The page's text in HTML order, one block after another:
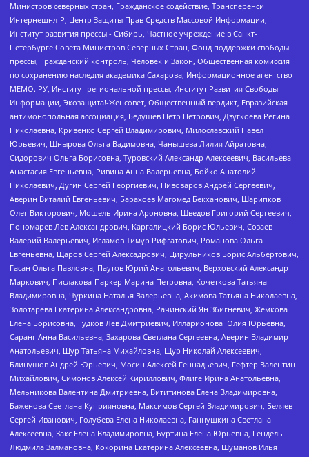
Министров северных стран, Гражданское содействие, Трансперенси
Интернешнл-Р, Центр Защиты Прав Средств Массовой Информации,
Институт развития прессы - Сибирь, Частное учреждение в Санкт-
Петербурге Совета Министров Северных Стран, Фонд поддержки свободы
прессы, Гражданский контроль, Человек и Закон, Общественная комиссия
по сохранению наследия академика Сахарова, Информационное агентство
МЕМО. РУ, Институт региональной прессы, Институт Развития Свободы
Информации, Экозащита!-Женсовет, Общественный вердикт, Евразийская
антимонопольная ассоциация, Бедушев Петр Петрович, Дзугкоева Регина
Николаевна, Кривенко Сергей Владимирович, Милославский Павел
Юрьевич, Шнырова Ольга Вадимовна, Чанышева Лилия Айратовна,
Сидорович Ольга Борисовна, Туровский Александр Алексеевич, Васильева
Анастасия Евгеньевна, Ривина Анна Валерьевна, Бойко Анатолий
Николаевич, Дугин Сергей Георгиевич, Пивоваров Андрей Сергеевич,
Аверин Виталий Евгеньевич, Барахоев Магомед Бекханович, Шарипков
Олег Викторович, Мошель Ирина Ароновна, Шведов Григорий Сергеевич,
Пономарев Лев Александрович, Каргалицкий Борис Юльевич, Созаев
Валерий Валерьевич, Исламов Тимур Рифгатович, Романова Ольга
Евгеньевна, Щаров Сергей Алексадрович, Цирульников Борис Альбертович,
Гасан Ольга Павловна, Паутов Юрий Анатольевич, Верховский Александр
Маркович, Пислакова-Паркер Марина Петровна, Кочеткова Татьяна
Владимировна, Чуркина Наталья Валерьевна, Акимова Татьяна Николаевна,
Золотарева Екатерина Александровна, Рачинский Ян Збигневич, Жемкова
Елена Борисовна, Гудков Лев Дмитриевич, Илларионова Юлия Юрьевна,
Саранг Анна Васильевна, Захарова Светлана Сергеевна, Аверин Владимир
Анатольевич, Щур Татьяна Михайловна, Щур Николай Алексеевич,
Блинушов Андрей Юрьевич, Мосин Алексей Геннадьевич, Гефтер Валентин
Михайлович, Симонов Алексей Кириллович, Флиге Ирина Анатольевна,
Мельникова Валентина Дмитриевна, Вититинова Елена Владимировна,
Баженова Светлана Куприяновна, Максимов Сергей Владимирович, Беляев
Сергей Иванович, Голубева Елена Николаевна, Ганнушкина Светлана
Алексеевна, Закс Елена Владимировна, Буртина Елена Юрьевна, Гендель
Людмила Залмановна, Кокорина Екатерина Алексеевна, Шуманов Илья